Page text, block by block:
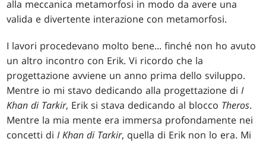
alla meccanica metamorfosi in modo da avere una
valida e divertente interazione con metamorfosi.
I lavori procedevano molto bene... finché non ho avuto
un altro incontro con Erik. Vi ricordo che la
progettazione avviene un anno prima dello sviluppo.
Mentre io mi stavo dedicando alla progettazione diI
Khan di Tarkir, Erik si stava dedicando al blocco Theros.
Mentre la mia mente era immersa profondamente nei
concetti diI Khan di Tarkir, quella di Erik non lo era. Mi